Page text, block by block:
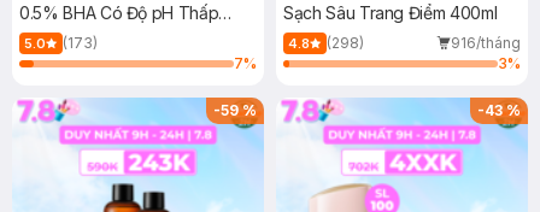
0.5% BHA Có Độ pH Thấp
150ml
5.0
(173)
7%
Sạch Sâu Trang Điểm 400ml
4.8 (298)
916/tháng
3%
-59% -43%